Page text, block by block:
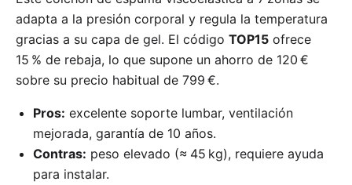
adapta a la presión corporal y regula la temperatura
gracias a su capa de gel. El código TOP15 ofrece
15 % de rebaja, lo que supone un ahorro de 120 €
sobre su precio habitual de 799 €.
Pros: excelente soporte lumbar, ventilación
mejorada, garantía de 10 años.
Contras: peso elevado (≈ 45 kg), requiere ayuda
para instalar.